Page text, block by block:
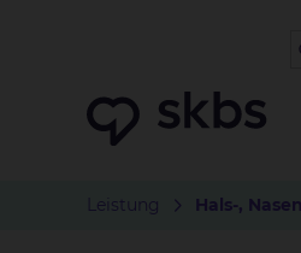
Leistung Hals-,